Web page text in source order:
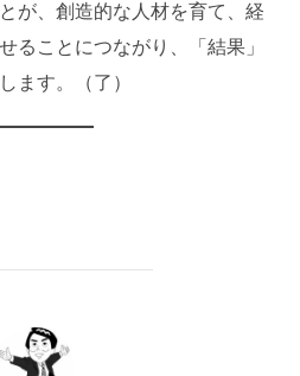
が、創造的な人材を育て、経
ることにつながり、「結果」
ます。（了）
投稿者